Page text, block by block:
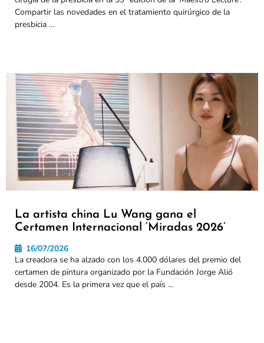
Compartir las novedades en el tratamiento quirúrgico de la
presbicia …
La artista china Lu Wang gana el
Certamen Internacional ‘Miradas 2026’
16/07/2026
La creadora se ha alzado con los 4.000 dólares del premio del
certamen de pintura organizado por la Fundación Jorge Alió
desde 2004. Es la primera vez que el país …